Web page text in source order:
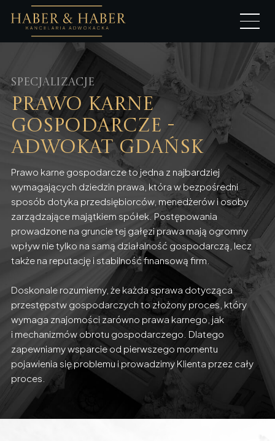
Specjalizacje
Prawo karne
gospodarcze -
Adwokat Gdańsk
Prawo karne gospodarcze to jedna z najbardziej
wymagających dziedzin prawa, która w bezpośredni
sposób dotyka przedsiębiorców, menedżerów i osoby
zarządzające majątkiem spółek. Postępowania
prowadzone na gruncie tej gałęzi prawa mają ogromny
wpływ nie tylko na samą działalność gospodarczą, lecz
także na reputację i stabilność finansową firm.
Doskonale rozumiemy, że każda sprawa dotycząca
przestępstw gospodarczych to złożony proces, który
wymaga znajomości zarówno prawa karnego, jak
i mechanizmów obrotu gospodarczego. Dlatego
zapewniamy wsparcie od pierwszego momentu
pojawienia się problemu i prowadzimy Klienta przez cały
proces.